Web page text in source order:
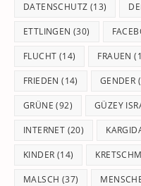
DATENSCHUTZ (13)
ETTLINGEN (30)
FLUCHT (14) FRAUEN
FRIEDEN (14) GENDER
GRÜNE (92) GÜZEY
INTERNET (20)
KINDER (14)
MALSCH (37)